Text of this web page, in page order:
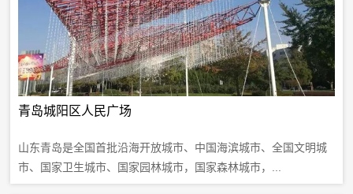
青岛城阳区人民广场
山东青岛是全国首批沿海开放城市、中国海滨城市、全国文明城
市、国家卫生城市、国家园林城市，国家森林城市，...